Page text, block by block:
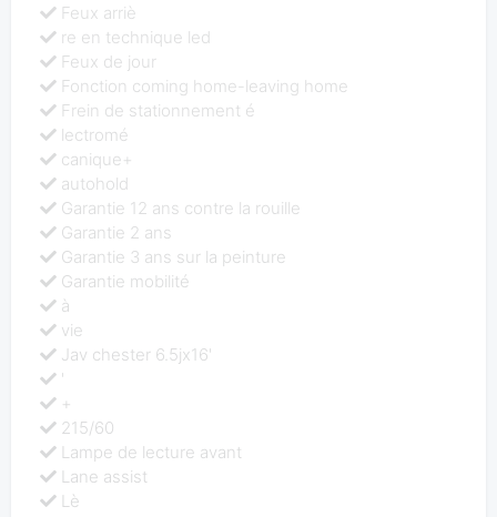
Feux arriè
re en technique led
Feux de jour
Fonction coming home-leaving home
Frein de stationnement é
lectromé
canique+
autohold
Garantie 12 ans contre la rouille
Garantie 2 ans
Garantie 3 ans sur la peinture
Garantie mobilité
à
vie
Jav chester 6.5jx16'
'
+
215/60
Lampe de lecture avant
Lane assist
Lè